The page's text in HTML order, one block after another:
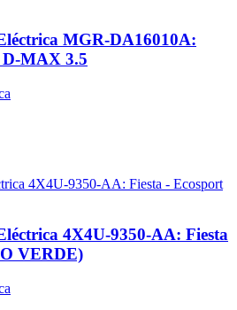
MGR-DA16010A:
MAX 3.5
4X4U-9350-AA: Fiesta
VERDE)